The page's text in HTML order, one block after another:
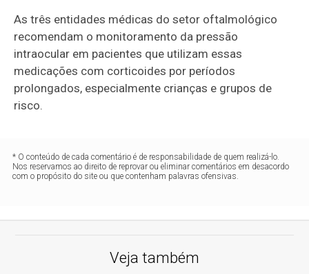
As três entidades médicas do setor oftalmológico
recomendam o monitoramento da pressão
intraocular em pacientes que utilizam essas
medicações com corticoides por períodos
prolongados, especialmente crianças e grupos de
risco.
* O conteúdo de cada comentário é de responsabilidade de quem realizá-lo.
Nos reservamos ao direito de reprovar ou eliminar comentários em desacordo
com o propósito do site ou que contenham palavras ofensivas.
Veja também